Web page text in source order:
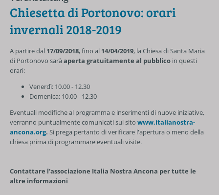
Chiesetta di Portonovo: orari
invernali 2018-2019
A partire dal 17/09/2018, fino al 14/04/2019, la Chiesa di Santa Maria
di Portonovo sarà aperta gratuitamente al pubblico in questi
orari:
Venerdì: 10.00 - 12.30
Domenica: 10.00 - 12.30
Eventuali modifiche al programma e inserimenti di nuove iniziative,
verranno puntualmente comunicati sul sito www.italianostra-
ancona.org. Si prega pertanto di verificare l'apertura o meno della
chiesa prima di programmare eventuali visite.
Contattare l'associazione Italia Nostra Ancona per tutte le
altre informazioni